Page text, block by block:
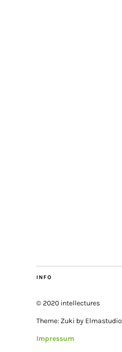
INFO
© 2020 intellectures
Theme: Zuki by Elmastudio
Impressum